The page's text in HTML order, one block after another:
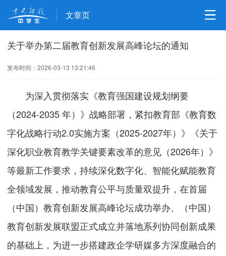
文章页
关于举办第二届教育创新发展高峰论坛的通知
发布时间：2026-03-13 13:21:46
为深入贯彻落实《教育强国建设规划纲要
（2024-2035 年）》战略部署，紧扣教育部《教育数
字化战略行动2.0实施方案（2025-2027年）》《关于
深化职业教育教学关键要素改革的意见（2026年）》
等最新工作要求，持续深化数字化、智能化赋能教育
全领域发展，推动教育公平与质量双提升，在首届
（中国）教育创新发展高峰论坛成功举办、（中国）
教育创新发展联盟正式成立并落地系列协同创新成果
的基础上，为进一步搭建政企学研媒多方深度融合的